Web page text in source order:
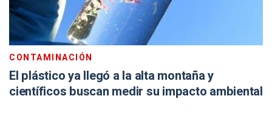
CONTAMINACIÓN
El plástico ya llegó a la alta montaña y
científicos buscan medir su impacto ambiental